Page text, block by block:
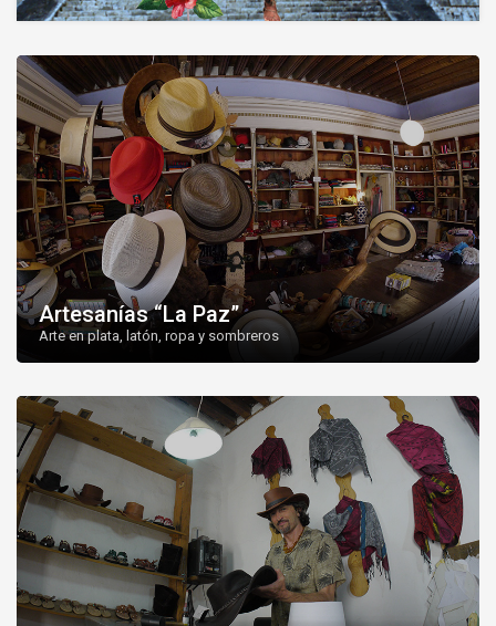
Artesanías “La Paz”
Arte en plata, latón, ropa y sombreros